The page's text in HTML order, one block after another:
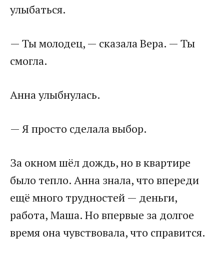
улыбаться.
— Ты молодец, — сказала Вера. — Ты
смогла.
Анна улыбнулась.
— Я просто сделала выбор.
За окном шёл дождь, но в квартире
было тепло. Анна знала, что впереди
ещё много трудностей — деньги,
работа, Маша. Но впервые за долгое
время она чувствовала, что справится.